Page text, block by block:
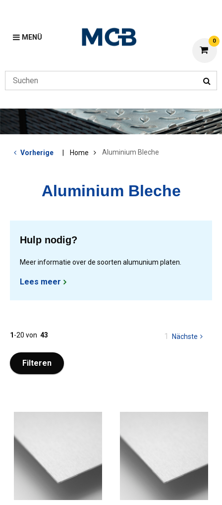
MENÜ 0
Vorherige Home Aluminium Bleche
Aluminium Bleche
Hulp nodig?
Meer informatie over de soorten alumunium platen.
Lees meer
1-20 von 43
Sie
1 Nächste Seite
Filteren